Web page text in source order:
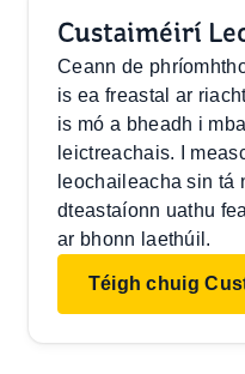
Custaiméirí
Ceann de
is ea freastal ar
is mó a bheadh i
leictreachais. I
leochaileacha sin tá
dteastaíonn uathu
ar bhonn laethúil.
Téigh chuig